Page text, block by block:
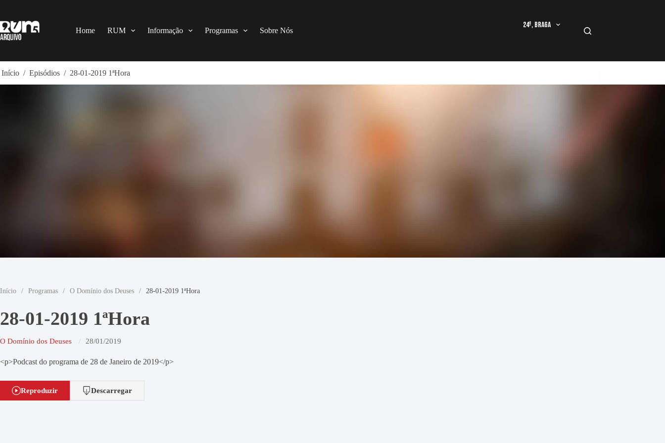
o
conteúdo
Home RUM Informação Programas Sobre Nós
24º, Braga
Início / Episódios / 28-01-2019 1ªHora
Início / Programas / O Domínio dos Deuses / 28-01-2019 1ªHora
28-01-2019 1ªHora
O Domínio dos Deuses 28/01/2019
<p>Podcast do programa de 28 de Janeiro de 2019</p>
Reproduzir Descarregar